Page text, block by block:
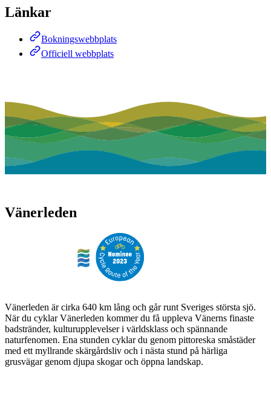
Länkar
Bokningswebbplats
Officiell webbplats
Vänerleden
Vänerleden är cirka 640 km lång och går runt Sveriges största sjö.
När du cyklar Vänerleden kommer du få uppleva Vänerns finaste
badstränder, kulturupplevelser i världsklass och spännande
naturfenomen. Ena stunden cyklar du genom pittoreska småstäder
med ett myllrande skärgårdsliv och i nästa stund på härliga
grusvägar genom djupa skogar och öppna landskap.